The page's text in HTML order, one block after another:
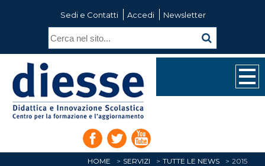
Sedi e Contatti Accedi Newsletter
HOME SERVIZI TUTTE LE NEWS 2015